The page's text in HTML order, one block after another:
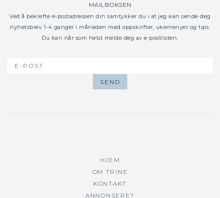
MAILBOKSEN
Ved å bekrefte e-postadressen din samtykker du i at jeg kan sende deg
nyhetsbrev 1-4 ganger i måneden med oppskrifter, ukemenyer og tips.
Du kan når som helst melde deg av e-postlisten.
HJEM
OM TRINE
KONTAKT
ANNONSERE?